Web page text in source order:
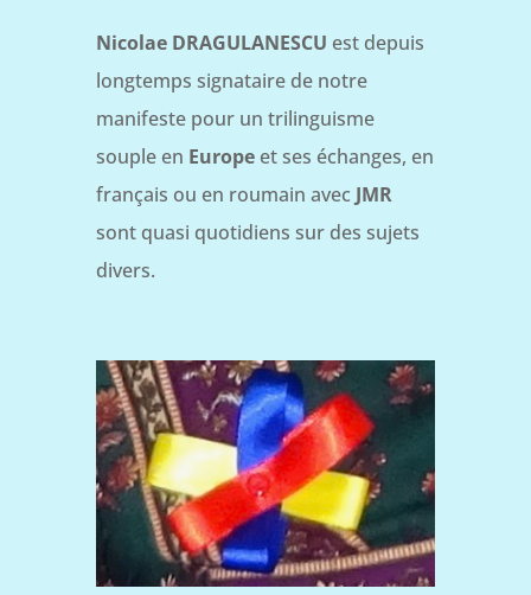
Nicolae DRAGULANESCU est depuis
longtemps signataire de notre
manifeste pour un trilinguisme
souple en Europeet ses échanges, en
français ou en roumain avec JMR
sont quasi quotidiens sur des sujets
divers.